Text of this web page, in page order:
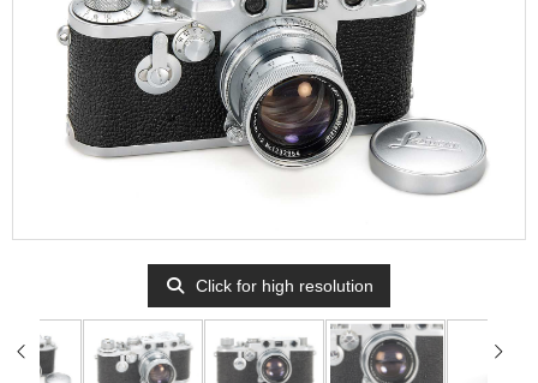
Click for high resolution